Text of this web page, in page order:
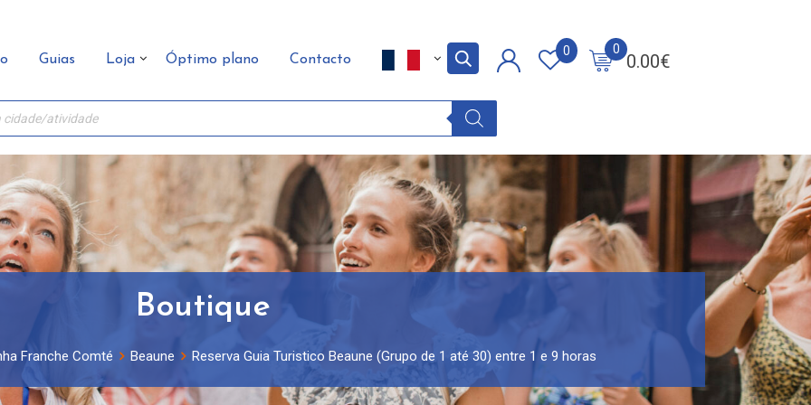
Guias Loja Óptimo plano Contacto 0.00€
0
0
Boutique
Franche Comté Beaune Reserva Guia Turistico Beaune (Grupo de 1 até 30) entre 1 e 9 horas